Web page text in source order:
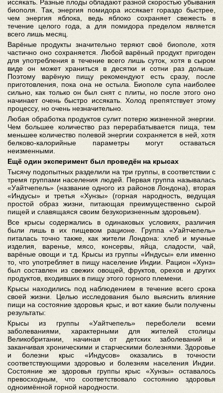
иссякать. Разные плоды обладают разной скоростью убывания
биополя. Так, энергия помидора иссякает гораздо быстрее,
чем энергия яблока, ведь яблоко сохраняет свежесть в
течение целого года, а для помидора пределом является
всего лишь месяц.
Варёные продукты значительно теряют своё биополе, хотя
частично оно сохраняется. Любой варёный продукт пригоден
для употребления в течение всего лишь суток, хотя в сыром
виде он может храниться в десятки и сотни раз дольше.
Поэтому варёную пищу рекомендуют есть сразу, после
приготовления, пока она не остыла. Биополе супа наиболее
сильно, как только он был снят с плиты, но после этого оно
начинает очень быстро иссякать. Холод препятствует этому
процессу, но очень незначительно.
Любая обработка продуктов сулит потерю жизненной энергии.
Чем большее количество раз перерабатывается пища, тем
меньшее количество полевой энергии сохраняется в ней, хотя
белково-калорийные параметры могут оставаться
неизменными.
Ещё один эксперимент был проведён на крысах
Тысячу подопытных разделили на три группы, в соответствии с
тремя группами населения людей. Первая группа называлась
«Уайтчепель» (название одного из районов Лондона), вторая
«Индусы» и третья «Хунзы» (горная народность, ведущая
простой образ жизни, питающая преимущественно сырой
пищей и славящаяся своим безукоризненным здоровьем).
Все крысы содержались в одинаковых условиях, различия
были лишь в их пищевом рационе. Группа «Уайтчепель»
питалась точно также, как жители Лондона: хлеб и мучные
изделия, варенье, мясо, консервы, яйца, сладости, чай,
варёные овощи и т.д. Крысы из группы «Индусы» ели именно
то, что употребляет в пищу население Индии. Рацион «Хунз»
был составлен из свежих овощей, фруктов, орехов и других
продуктов, входивших в пищу этого горного племени.
Крысы находились под наблюдением в течение всего срока
своей жизни. Целью исследования было выяснить влияние
пищи на состояние здоровья крыс, и вот какие были получены
результаты:
Крысы из группы «Уайтчепель» переболели всеми
заболеваниями, характерными для жителей столицы
Великобритании, начиная от детских заболеваний и
заканчивая хроническими и старческими болезнями. Здоровье
и болезни крыс «Индусов» оказались в точности
соответствующими здоровью и болезням населения Индии.
Состояние же здоровья группы крыс «Хунзы» оставалось
превосходным, что соответствовало состоянию здоровья
одноимённой горной народности.